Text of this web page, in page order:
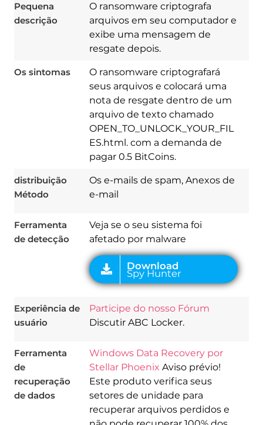
Pequena
descrição
O ransomware criptografa
arquivos em seu computador e
exibe uma mensagem de
resgate depois.
Os sintomas
O ransomware criptografará
seus arquivos e colocará uma
nota de resgate dentro de um
arquivo de texto chamado
OPEN_TO_UNLOCK_YOUR_FIL
ES.html. com a demanda de
pagar 0.5 BitCoins.
distribuição
Método
Os e-mails de spam, Anexos de
e-mail
Ferramenta
de detecção
Veja se o seu sistema foi
afetado por malware
Download
Spy Hunter
Experiência de
usuário
Participe do nosso Fórum
Discutir ABC Locker.
Ferramenta
de
recuperação
de dados
Windows Data Recovery por
Stellar Phoenix Aviso prévio!
Este produto verifica seus
setores de unidade para
recuperar arquivos perdidos e